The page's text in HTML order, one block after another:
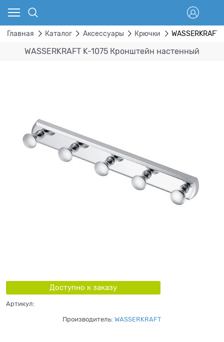
Главная Каталог Аксессуары Крючки
WASSERKRAFT K-1075 Кронштейн настенный
Доступно к заказу
Артикул:
Производитель: WASSERKRAFT